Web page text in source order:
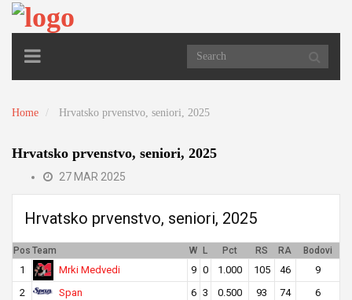
TOGGLE
NAVIGATION
Home Hrvatsko prvenstvo, seniori, 2025
Hrvatsko prvenstvo, seniori, 2025
27 MAR 2025
Hrvatsko prvenstvo, seniori, 2025
Pos Team W L Pct RS RA Bodovi
1 Mrki Medvedi 9 0 1.000 105 46
9
2
Span 6 3 0.500 93 74
6